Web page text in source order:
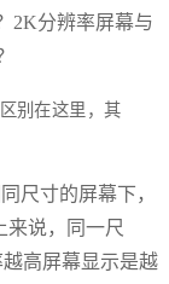
2K分辨率屏幕与
尺寸的屏幕下，
来说，同一尺
高屏幕显示是越